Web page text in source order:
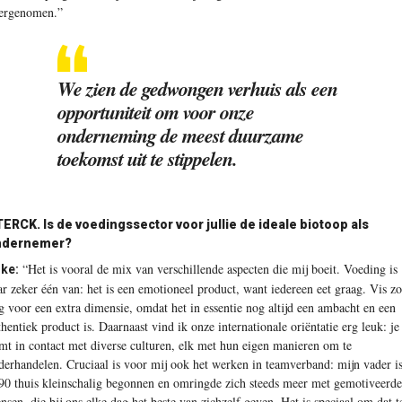
We zien de gedwongen verhuis als een
opportuniteit om voor onze
onderneming de meest duurzame
toekomst uit te stippelen.
Is de voedingssector voor jullie de ideale biotoop als
“Het is vooral de mix van verschillende aspecten die mij boeit. Voeding is
zeker één van: het is een emotioneel product, want iedereen eet graag. Vis
voor een extra dimensie, omdat het in essentie nog altijd een ambacht en een
product is. Daarnaast vind ik onze internationale oriëntatie erg leuk: je
in contact met diverse culturen, elk met hun eigen manieren om te
Cruciaal is voor mij ook het werken in teamverband: mijn vader
thuis kleinschalig begonnen en omringde zich steeds meer met gemotiveerde